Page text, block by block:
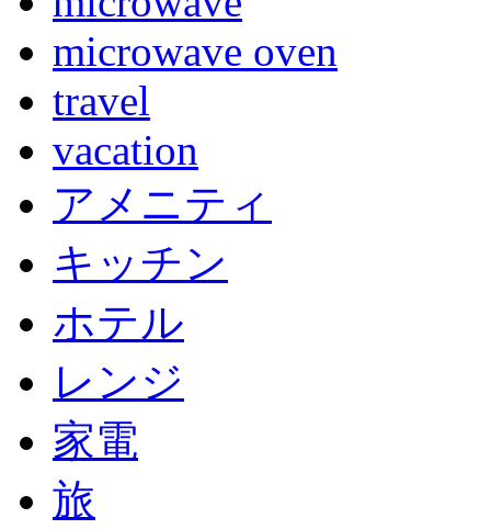
microwave oven
travel
vacation
アメニティ
キッチン
ホテル
レンジ
家電
旅